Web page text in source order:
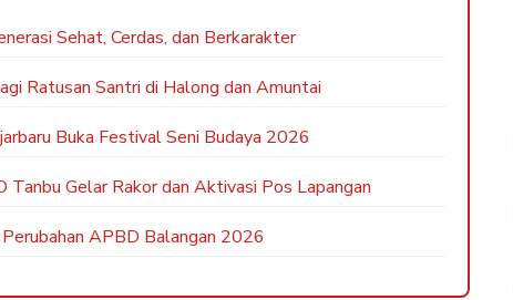
Sehat, Cerdas, dan Berkarakter
Ratusan Santri di Halong dan Amuntai
Buka Festival Seni Budaya 2026
Gelar Rakor dan Aktivasi Pos Lapangan
APBD Balangan 2026